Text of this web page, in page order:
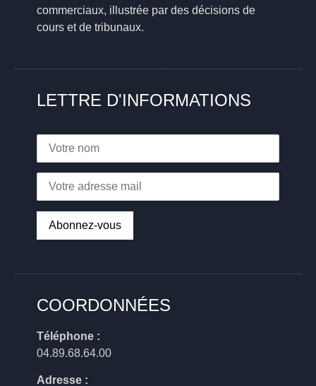
commerciaux, illustrée par des décisions de
cours et de tribunaux.
LETTRE D'INFORMATIONS
COORDONNÉES
Téléphone :
04.89.68.64.00
Adresse :